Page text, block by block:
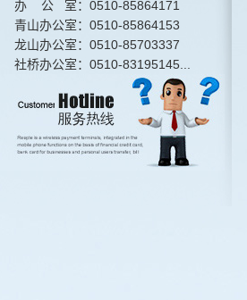
办 公 室：0510-85864171
青山办公室：0510-85864153
龙山办公室：0510-85703337
社桥办公室：0510-83195145...